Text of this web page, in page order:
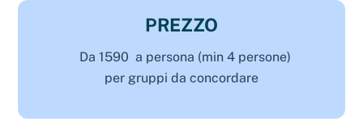
PREZZO
Da 1590 a persona (min 4 persone)
per gruppi da concordare